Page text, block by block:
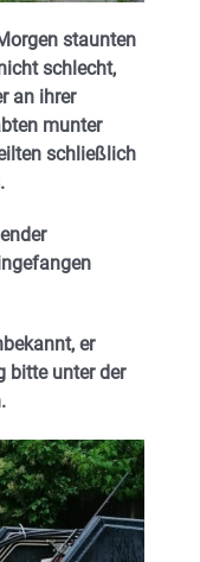
staunten
schlecht,
an ihrer
munter
schließlich
er
bitte unter der